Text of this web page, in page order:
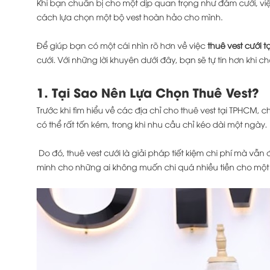
Khi bạn chuẩn bị cho một dịp quan trọng như đám cưới,
cách lựa chọn một bộ vest hoàn hảo cho mình.
Để giúp bạn có một cái nhìn rõ hơn về việcthuê vest cưới
cưới. Với những lời khuyên dưới đây, bạn sẽ tự tin hơn khi
1. Tại Sao Nên Lựa Chọn Thuê Vest?
Trước khi tìm hiểu về các địa chỉ cho thuê vest tại
có thể rất tốn kém, trong khi nhu cầu chỉ kéo dài một ngày.
Do đó, thuê vest cưới là giải pháp tiết kiệm chi phí mà
minh cho những ai không muốn chi quá nhiều tiền cho